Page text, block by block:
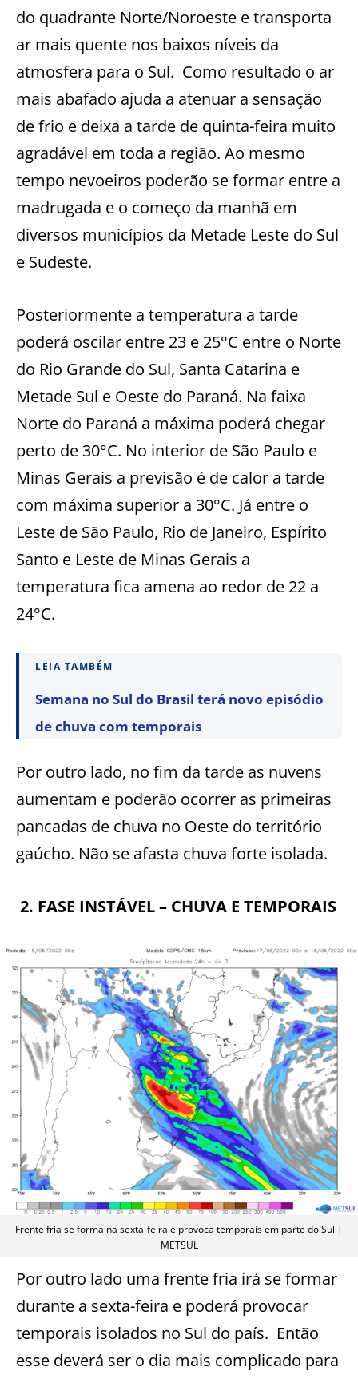
do quadrante Norte/Noroeste e transporta
ar mais quente nos baixos níveis da
atmosfera para o Sul. Como resultado o ar
mais abafado ajuda a atenuar a sensação
de frio e deixa a tarde de quinta-feira muito
agradável em toda a região. Ao mesmo
tempo nevoeiros poderão se formar entre a
madrugada e o começo da manhã em
diversos municípios da Metade Leste do Sul
e Sudeste.
Posteriormente a temperatura a tarde
poderá oscilar entre 23 e 25°C entre o Norte
do Rio Grande do Sul, Santa Catarina e
Metade Sul e Oeste do Paraná. Na faixa
Norte do Paraná a máxima poderá chegar
perto de 30°C. No interior de São Paulo e
Minas Gerais a previsão é de calor a tarde
com máxima superior a 30°C. Já entre o
Leste de São Paulo, Rio de Janeiro, Espírito
Santo e Leste de Minas Gerais a
temperatura fica amena ao redor de 22 a
24°C.
LEIA TAMBÉM
Semana no Sul do Brasil terá novo episódio
de chuva com temporais
Por outro lado, no fim da tarde as nuvens
aumentam e poderão ocorrer as primeiras
pancadas de chuva no Oeste do território
gaúcho. Não se afasta chuva forte isolada.
2. FASE INSTÁVEL – CHUVA E TEMPORAIS
Frente fria se forma na sexta-feira e provoca temporais em parte do Sul |
METSUL
Por outro lado uma frente fria irá se formar
durante a sexta-feira e poderá provocar
temporais isolados no Sul do país. Então
esse deverá ser o dia mais complicado para